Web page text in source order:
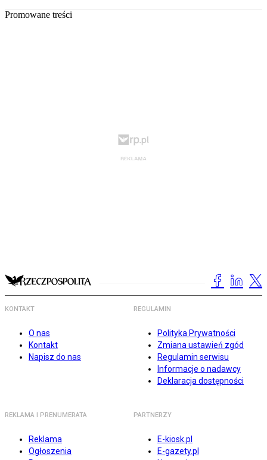
Promowane treści
KONTAKT
O nas
Kontakt
Napisz do nas
REGULAMIN
Polityka Prywatności
Zmiana ustawień zgód
Regulamin serwisu
Informacje o nadawcy
Deklaracja dostępności
REKLAMA I PRENUMERATA
Reklama
Ogłoszenia
PARTNERZY
E-kiosk.pl
E-gazety.pl